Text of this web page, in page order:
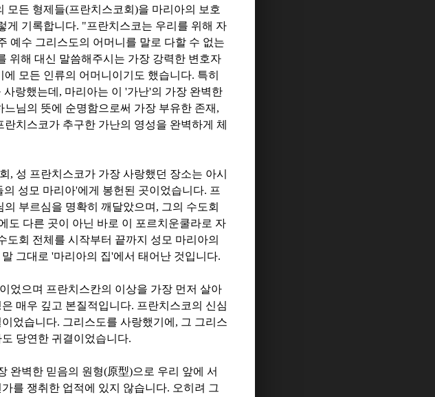
모든 형제들(프란치스코회 )을 마리아의 보호
게 기록합니다. "프란치스코는 우리를 위해 자
예수 그리스도의 어머니를 말로 다할 수 없는
위해 대신 말씀해주시는 가장 강력한 변호자
모든 인류의 어머니이기도 했습니다. 특히
랑했는데 , 마리아는 이 '가난'의 가장 완벽한
님의 뜻에 순명함으로써 가장 부유한 존재 ,
치스코가 추구한 가난의 영성을 완벽하게 체
, 성 프란치스코가 가장 사랑했던 장소는 아시
의 성모 마리아'에게 봉헌된 곳이었습니다. 프
의 부르심을 명확히 깨달았으며 , 그의 수도회
도 다른 곳이 아닌 바로 이 포르치운쿨라로 자
도회 전체를 시작부터 끝까지 성모 마리아의
그대로 '마리아의 집'에서 태어난 것입니다.
었으며 프란치스칸의 이상을 가장 먼저 살아
매우 깊고 본질적입니다. 프란치스코의 신심
었습니다. 그리스도를 사랑했기에 , 그 그리스
당연한 귀결이었습니다.
완벽한 믿음의 원형(原型)으로 우리 앞에 서
를 쟁취한 업적에 있지 않습니다. 오히려 그